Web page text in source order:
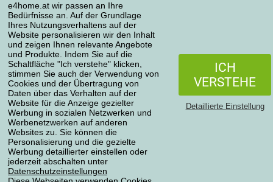
e4home.at wir passen an Ihre
Bedürfnisse an. Auf der Grundlage
Ihres Nutzungsverhaltens auf der
Website personalisieren wir den Inhalt
und zeigen Ihnen relevante Angebote
und Produkte. Indem Sie auf die
Schaltfläche "Ich verstehe" klicken,
stimmen Sie auch der Verwendung von
Cookies und der Übertragung von
Daten über das Verhalten auf der
Website für die Anzeige gezielter
Werbung in sozialen Netzwerken und
Werbenetzwerken auf anderen
Websites zu. Sie können die
Personalisierung und die gezielte
Werbung detaillierter einstellen oder
jederzeit abschalten unter
Datenschutzeinstellungen
ICH
VERSTEHE
Detaillierte Einstellung
Transportarten
Zahlungsmethoden
Datenschutzerklärung